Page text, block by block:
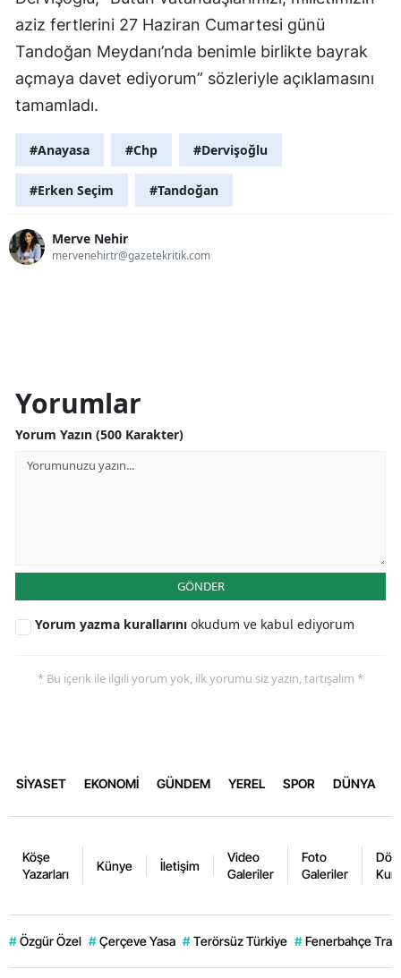
aziz fertlerini 27 Haziran Cumartesi günü
Tandoğan Meydanı’nda benimle birlikte bayrak
açmaya davet ediyorum” sözleriyle açıklamasını
tamamladı.
#Anayasa #Chp #Dervişoğlu
#Erken Seçim #Tandoğan
Merve Nehir
mervenehirtr@gazetekritik.com
Yorumlar
Yorum Yazın (500 Karakter)
GÖNDER
Yorum yazma kurallarını okudum ve kabul ediyorum
* Bu içerik ile ilgili yorum yok, ilk yorumu siz yazın, tartışalım *
SİYASET EKONOMİ GÜNDEM YEREL SPOR DÜNYA
Köşe
Yazarları
Künye İletişim
Video
Galeriler
Foto
Galeriler
# Özgür Özel # Çerçeve Yasa # Terörsüz Türkiye # Fenerbahçe